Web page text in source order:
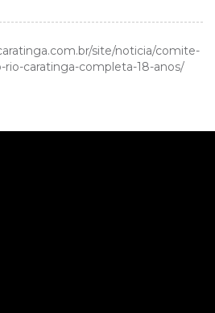
site/noticia/comite-
rio-caratinga-completa-18-anos/